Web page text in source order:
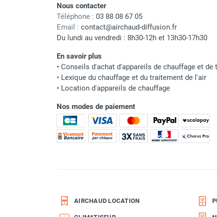
Parasol chauffant et radiant
infrarouge sur mât
Parasol chauffant à gaz
mât électrique
Chauffe terrasse aux pellets
Chauffage infrarouge fixe mur et
plafond
Chauffage radiant électrique
Chauffage Infrarouge électrique fixe
Panneau rayonnant
Lustre infrarouge électrique
Chauffage radiant tube suspendu
au gaz
Pression maxi
Niveau sonore
Tension
Intensité
Puissance
Vitesse de rotation maxi
Nous contacter
Téléphone : 03 88 08 67 05
Email : contact@airchaud-diffusion.fr
Du lundi au vendredi : 8h30-12h et 13h30-17h30
En savoir plus
• Conseils d'achat d'appareils de chauffage et de
• Lexique du chauffage et du traitement de l'air
• Location d'appareils de chauffage
Nos modes de paiement
AIRCHAUD LOCATION